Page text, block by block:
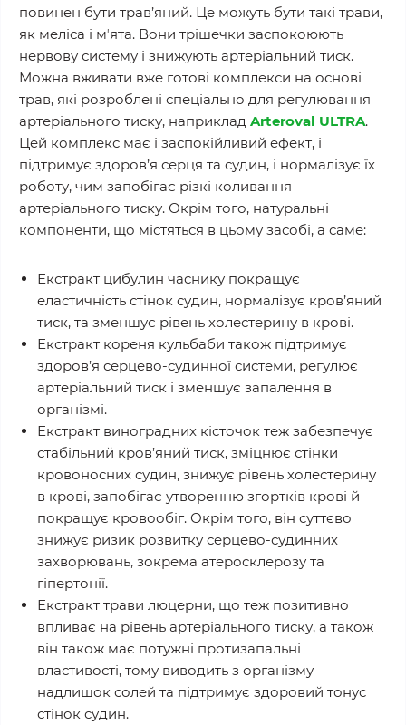
повинен бути трав’яний. Це можуть бути такі трави,
як меліса і мʼята. Вони трішечки заспокоюють
нервову систему і знижують артеріальний тиск.
Можна вживати вже готові комплекси на основі
трав, які розроблені спеціально для регулювання
артеріального тиску, наприклад Arteroval ULTRA.
Цей комплекс має і заспокійливий ефект, і
підтримує здоров’я серця та судин, і нормалізує їх
роботу, чим запобігає різкі коливання
артеріального тиску. Окрім того, натуральні
компоненти, що містяться в цьому засобі, а саме:
Екстракт цибулин часнику покращує
еластичність стінок судин, нормалізує кров’яний
тиск, та зменшує рівень холестерину в крові.
Екстракт кореня кульбаби також підтримує
здоров’я серцево-судинної системи, регулює
артеріальний тиск і зменшує запалення в
організмі.
Екстракт виноградних кісточок теж забезпечує
стабільний кров’яний тиск, зміцнює стінки
кровоносних судин, знижує рівень холестерину
в крові, запобігає утворенню згортків крові й
покращує кровообіг. Окрім того, він суттєво
знижує ризик розвитку серцево-судинних
захворювань, зокрема атеросклерозу та
гіпертонії.
Екстракт трави люцерни, що теж позитивно
впливає на рівень артеріального тиску, а також
він також має потужні протизапальні
властивості, тому виводить з організму
надлишок солей та підтримує здоровий тонус
стінок судин.